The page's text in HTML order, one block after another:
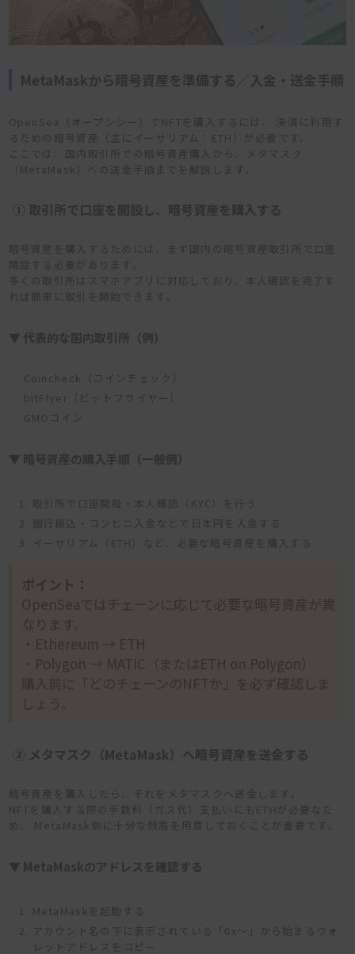
MetaMaskから暗号資産を準備する／入金・送金手順
OpenSea（オープンシー）でNFTを購入するには、 決済に利用す
るための暗号資産（主にイーサリアム：ETH）が必要です。
ここでは、国内取引所での暗号資産購入から、メタマスク
（MetaMask）への送金手順までを解説します。
① 取引所で口座を開設し、暗号資産を購入する
暗号資産を購入するためには、まず国内の暗号資産取引所で口座
開設する必要があります。
多くの取引所はスマホアプリに対応しており、本人確認を完了す
れば簡単に取引を開始できます。
▼ 代表的な国内取引所（例）
Coincheck（コインチェック）
bitFlyer（ビットフライヤー）
GMOコイン
▼ 暗号資産の購入手順（一般例）
取引所で口座開設・本人確認（KYC）を行う
銀行振込・コンビニ入金などで日本円を入金する
イーサリアム（ETH）など、必要な暗号資産を購入する
ポイント：
OpenSeaではチェーンに応じて必要な暗号資産が異
なります。
・Ethereum → ETH
・Polygon → MATIC（またはETH on Polygon）
購入前に「どのチェーンのNFTか」を必ず確認しま
しょう。
② メタマスク（MetaMask）へ暗号資産を送金する
暗号資産を購入したら、それをメタマスクへ送金します。
NFTを購入する際の手数料（ガス代）支払いにもETHが必要なた
め、 MetaMask側に十分な残高を用意しておくことが重要です。
▼ MetaMaskのアドレスを確認する
MetaMaskを起動する
アカウント名の下に表示されている「0x〜」から始まるウォ
レットアドレスをコピー